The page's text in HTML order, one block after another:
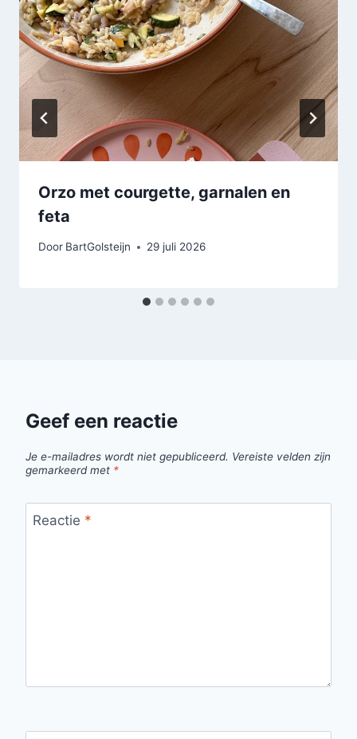
Orzo met courgette, garnalen en
feta
Door BartGolsteijn 29 juli 2026
Geef een reactie
Je e-mailadres wordt niet gepubliceerd. Vereiste velden zijn
gemarkeerd met *
Reactie *